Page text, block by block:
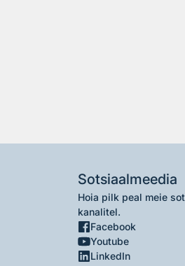
Sotsiaalmeedia
Hoia pilk peal meie
kanalitel.
Facebook
Youtube
LinkedIn